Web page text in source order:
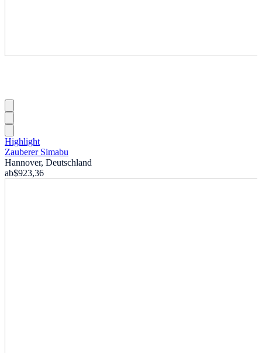
Highlight
Zauberer Simabu
Hannover, Deutschland
ab$923,36